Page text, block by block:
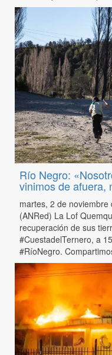
Río Negro:
vinimos de afuera,
martes, 2 de noviembre
(ANRed) La Lof
recuperación de sus
#CuestadelTernero, a
#RíoNegro.